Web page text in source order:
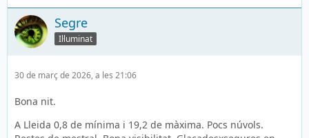
Segre
Il·luminat
30 de març de 2026, a les 21:06
Bona nit.
A Lleida 0,8 de mínima i 19,2 de màxima. Pocs núvols.